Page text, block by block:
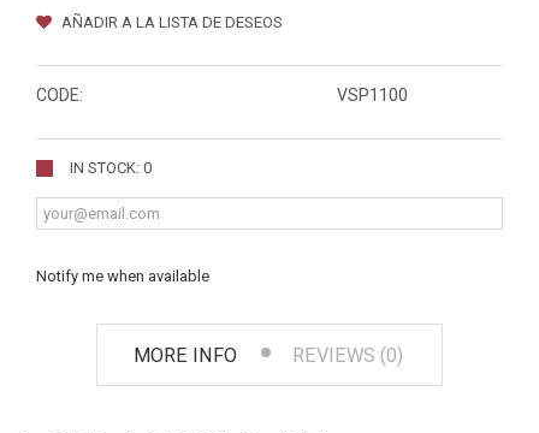
AÑADIR A LA LISTA DE DESEOS
CODE: VSP1100
IN STOCK: 0
Notify me when available
MORE INFO REVIEWS (0)